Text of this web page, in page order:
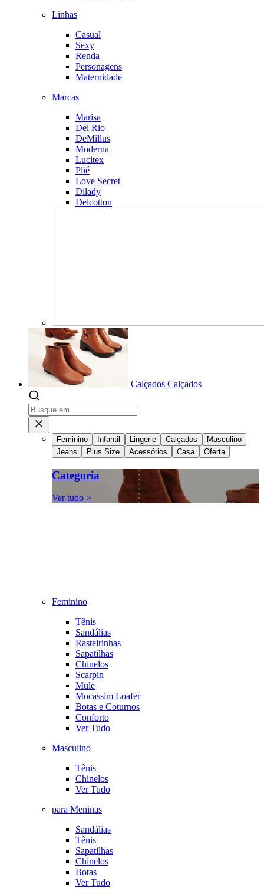
Linhas
Casual
Sexy
Renda
Personagens
Maternidade
Marcas
Marisa
Del Rio
DeMillus
Moderna
Lucitex
Plié
Love Secret
Dilady
Delcotton
Calçados Calçados
Feminino Infantil Lingerie Calçados
Masculino
Jeans
Plus Size Acessórios Casa Oferta
Categoria
Ver tudo >
Feminino
Tênis
Sandálias
Rasteirinhas
Sapatilhas
Chinelos
Scarpin
Mule
Mocassim Loafer
Botas e Coturnos
Conforto
Ver Tudo
Masculino
Tênis
Chinelos
Ver Tudo
para Meninas
Sandálias
Tênis
Sapatilhas
Chinelos
Botas
Ver Tudo